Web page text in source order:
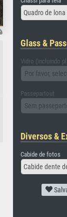
Glass &
Vidro (incluindo
Por favor,
Passepartout
Sem
Diversos &
Cabide de fotos
Cabide dente